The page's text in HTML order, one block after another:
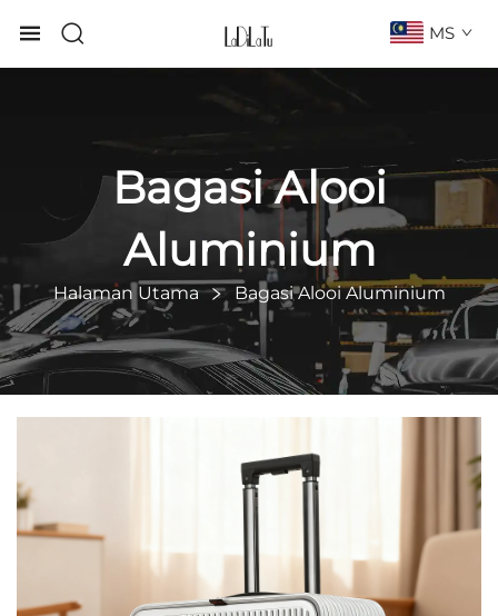
MS
Bagasi Alooi
Aluminium
Halaman Utama Bagasi Alooi Aluminium